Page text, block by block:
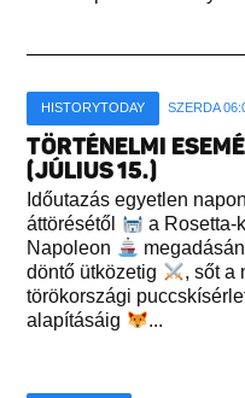
HISTORYTODAY SZERDA
TÖRTÉNELMI
(JÚLIUS 15.)
Időutazás egyetlen
áttörésétől
a Rosetta-
Napoleon
döntő ütközetig
, sőt a
törökországi
alapításáig
...